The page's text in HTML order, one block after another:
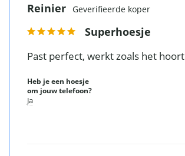
Reinier
Superhoesje
Past perfect, werkt zoals het hoort
Heb je een hoesje
om jouw telefoon?
Ja